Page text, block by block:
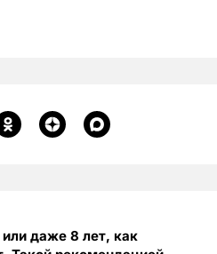
даже 8 лет, как